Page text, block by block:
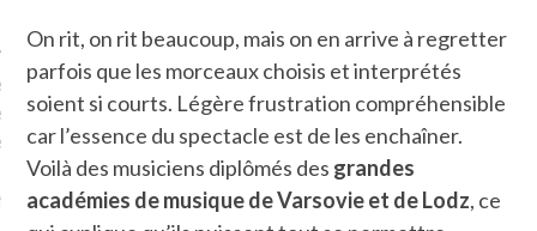
qui Marche : pousseuse
cochère ou pas. Mais
pas d’interdit. Vélo,
bateau…
incite à un autre regard
On rit, on rit beaucoup, mais on en arrive à regretter
parfois que les morceaux choisis et interprétés
soient si courts. Légère frustration compréhensible
car l’essence du spectacle est de les enchaîner.
Voilà des musiciens diplômés des grandes
académies de musique de Varsovie et de Lodz, ce